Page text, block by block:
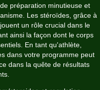
préparation minutieuse et
Les stéroïdes, grâce à
un rôle crucial dans le
ainsi la façon dont le corps
En tant qu'athlète,
dans votre programme peut
dans la quête de résultats